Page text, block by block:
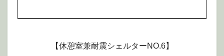
【休憩室兼耐震シェルターNO.6】